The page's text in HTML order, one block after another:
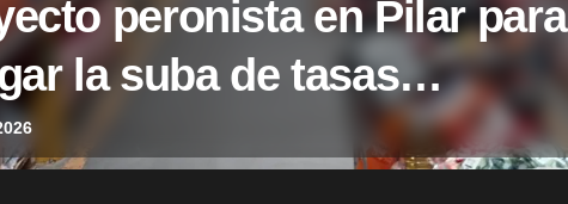
peronista en Pilar para
la suba de tasas